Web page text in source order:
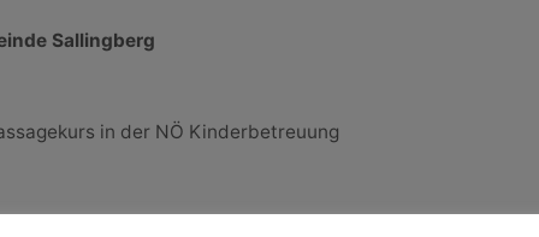
Sallingberg
in der NÖ Kinderbetreuung